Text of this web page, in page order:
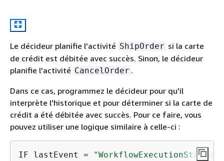
Le décideur planifie l'activité ShipOrder si la carte
de crédit est débitée avec succès. Sinon, le décideur
planifie l'activité CancelOrder .
Dans ce cas, programmez le décideur pour qu'il
interprète l'historique et pour déterminer si la carte de
crédit a été débitée avec succès. Pour ce faire, vous
pouvez utiliser une logique similaire à celle-ci :
IF lastEvent =
"WorkflowExecutionStarted"